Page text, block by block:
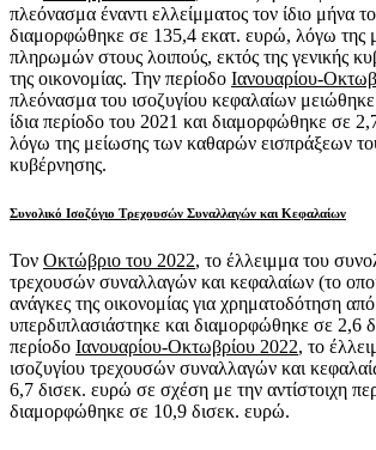
πλεόνασμα έναντι ελλείμματος τον ίδιο μήνα
διαμορφώθηκε σε 135,4 εκατ. ευρώ, λόγω της
πληρωμών στους λοιπούς, εκτός της γενικής
της οικονομίας. Την περίοδο Ιανουαρίου-
πλεόνασμα του ισοζυγίου κεφαλαίων
ίδια περίοδο του 2021 και διαμορφώθηκε σε
λόγω της μείωσης των καθαρών εισπράξεων
κυβέρνησης.
Συνολικό Ισοζύγιο Τρεχουσών Συναλλαγών και Κεφαλαίων
Τον Οκτώβριο του 2022, το έλλειμμα του
τρεχουσών συναλλαγών και κεφαλαίων (το
ανάγκες της οικονομίας για χρηματοδότηση
υπερδιπλασιάστηκε και διαμορφώθηκε σε 2,6
περίοδο Ιανουαρίου-Οκτωβρίου 2022, το
ισοζυγίου τρεχουσών συναλλαγών και
6,7 δισεκ. ευρώ σε σχέση με την αντίστοιχη
διαμορφώθηκε σε 10,9 δισεκ. ευρώ.